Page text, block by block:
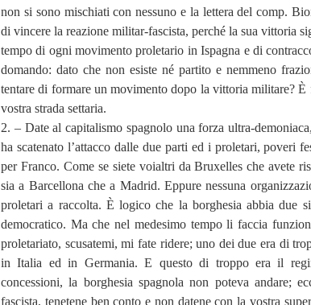
non si sono mischiati con nessuno e la lettera del comp.
di vincere la reazione militar-fascista, perché la sua vittoria
tempo di ogni movimento proletario in Ispagna e di
domando: dato che non esiste né partito e nemmeno
tentare di formare un movimento dopo la vittoria militare? È
vostra strada settaria.
2. – Date al capitalismo spagnolo una forza ultra-
ha scatenato l’attacco dalle due parti ed i proletari, poveri
per Franco. Come se siete voialtri da Bruxelles che avete
sia a Barcellona che a Madrid. Eppure nessuna
proletari a raccolta. È logico che la borghesia abbia due
democratico. Ma che nel medesimo tempo li faccia
proletariato, scusatemi, mi fate ridere; uno dei due era di
in Italia ed in Germania. E questo di troppo era il
concessioni, la borghesia spagnola non poteva andare;
fascista, tenetene ben conto e non datene con la vostra